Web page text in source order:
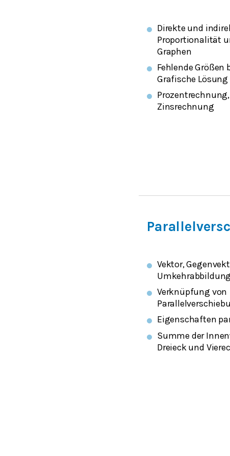
Direkte und
Proportionalität
Graphen
Fehlende Größen
Grafische Lösung
Zinsrechnung
Vektor,
Verknüpfung von
Eigenschaften
Summe der
Dreieck und